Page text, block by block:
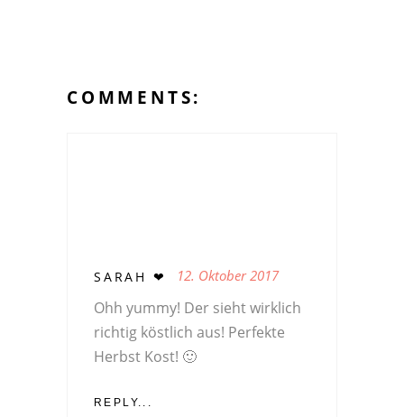
COMMENTS:
SARAH ❤ 12. Oktober 2017
Ohh yummy! Der sieht wirklich
richtig köstlich aus! Perfekte
Herbst Kost! 🙂
REPLY...